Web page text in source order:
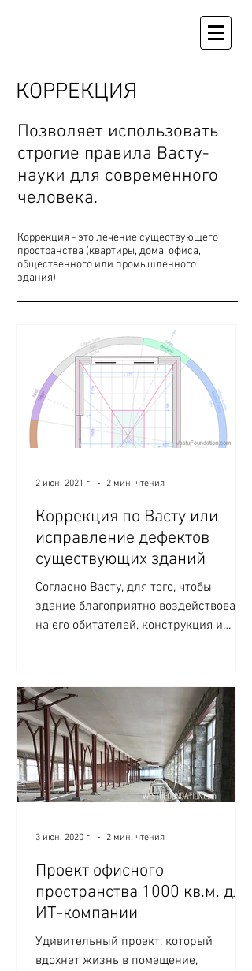
КОРРЕКЦИЯ
Позволяет использовать
строгие правила Васту-
науки для современного
человека.
Коррекция - это лечение существующего
пространства (квартиры, дома, офиса,
общественного или промышленного
здания).
Коррекция по Васту или
исправление дефектов
существующих зданий
Согласно Васту, для того, чтобы
здание благоприятно воздействовало
на его обитателей, конструкция и
2 июн. 2021 г. 2 мин. чтения
Проект офисного
пространства 1000 кв.м. для
ИТ-компании
Удивительный проект, который
вдохнет жизнь в помещение,
3 июн. 2020 г. 2 мин. чтения